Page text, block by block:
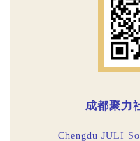
成都聚力
Chengdu JULI